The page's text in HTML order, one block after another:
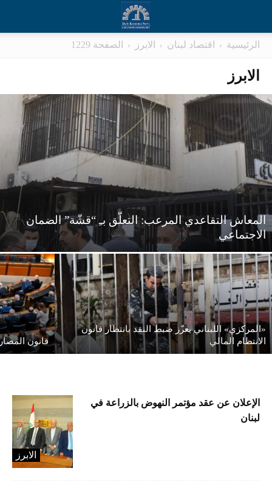
الرئيسية اقتصاد لبنان الابرز الصفحة 1229
الابرز
المعاش التقاعدي المرعب: التعلّق بـِ “قشّة” الضمان
الاجتماعي
«المركزي» اللبناني يعزّز ضبط النقد بانتظار قانون
الانتظام المالي
قانون
الابرز
الإعلان عن عقد مؤتمر النهوض بالزراعة في
لبنان